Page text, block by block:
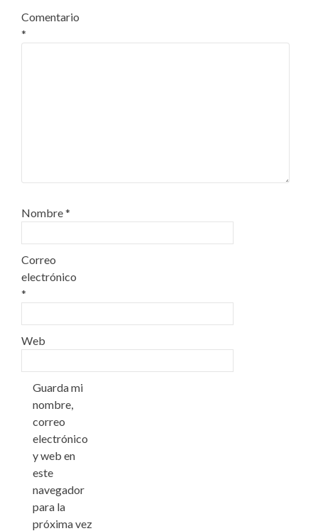
Comentario
*
Nombre*
Correo
electrónico
*
Web
Guarda mi
nombre,
correo
electrónico
y web en
este
navegador
para la
próxima vez